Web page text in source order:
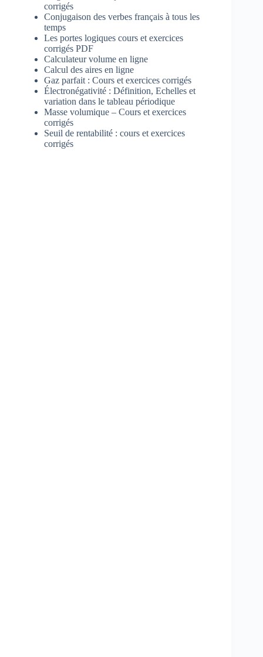
corrigés
Conjugaison des verbes français à tous les
temps
Les portes logiques cours et exercices
corrigés PDF
Calculateur volume en ligne
Calcul des aires en ligne
Gaz parfait : Cours et exercices corrigés
Électronégativité : Définition, Echelles et
variation dans le tableau périodique
Masse volumique – Cours et exercices
corrigés
Seuil de rentabilité : cours et exercices
corrigés